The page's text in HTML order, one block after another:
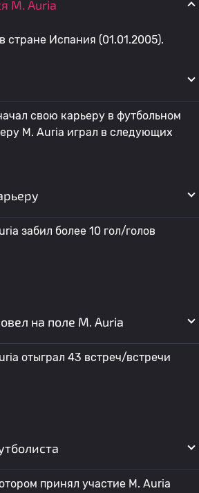
M. Auria
стране Испания (01.01.2005).
свою карьеру в футбольном
M. Auria играл в следующих
забил более 10 гол/голов
на поле M. Auria
отыграл 43 встреч/встречи
принял участие M. Auria